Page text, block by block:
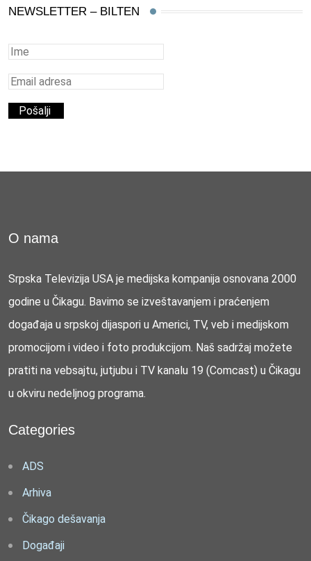
NEWSLETTER – BILTEN
O nama
Srpska Televizija USA je medijska kompanija osnovana 2000
godine u Čikagu. Bavimo se izveštavanjem i praćenjem
događaja u srpskoj dijaspori u Americi, TV, veb i medijskom
promocijom i video i foto produkcijom. Naš sadržaj možete
pratiti na vebsajtu, jutjubu i TV kanalu 19 (Comcast) u Čikagu
u okviru nedeljnog programa.
Categories
ADS
Arhiva
Čikago dešavanja
Događaji